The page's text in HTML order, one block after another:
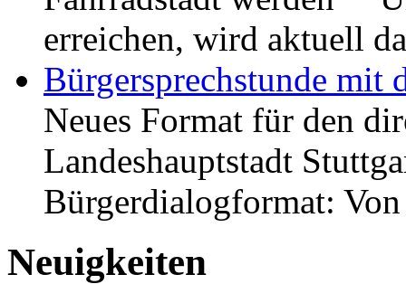
erreichen, wird aktuell
Bürgersprechstunde mit
Neues Format für den
Landeshauptstadt
Bürgerdialogformat:
Neuigkeiten